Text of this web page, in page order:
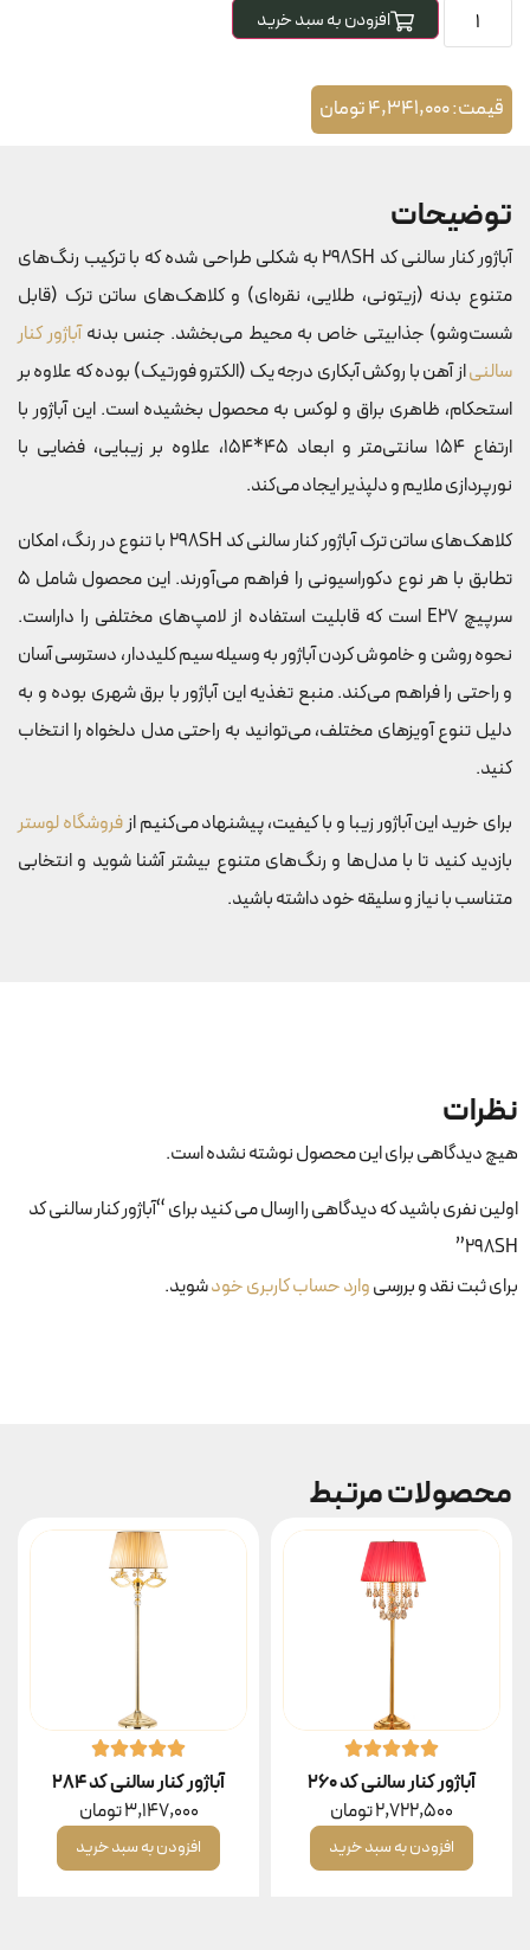
افزودن به سبد خرید
قیمت:4,341,000تومان
توضیحات
آباژور کنار سالنی کد 298SH به شکلی طراحی شده که با ترکیب رنگ‌های
متنوع بدنه (زیتونی، طلایی، نقره‌ای) و کلاهک‌های ساتن ترک (قابل
شست‌وشو) جذابیتی خاص به محیط می‌بخشد. جنس بدنهآباژور کنار
سالنیاز آهن با روکش آبکاری درجه یک (الکترو فورتیک) بوده که علاوه بر
استحکام، ظاهری براق و لوکس به محصول بخشیده است. این آباژور با
ارتفاع 154 سانتی‌متر و ابعاد 45*154، علاوه بر زیبایی، فضایی با
نورپردازی ملایم و دلپذیر ایجاد می‌کند.
کلاهک‌های ساتن ترک آباژور کنار سالنی کد 298SH با تنوع در رنگ، امکان
تطابق با هر نوع دکوراسیونی را فراهم می‌آورند. این محصول شامل 5
سرپیچ E27 است که قابلیت استفاده از لامپ‌های مختلفی را داراست.
نحوه روشن و خاموش کردن آباژور به وسیله سیم کلیددار، دسترسی آسان
و راحتی را فراهم می‌کند. منبع تغذیه این آباژور با برق شهری بوده و به
دلیل تنوع آویز‌های مختلف، می‌توانید به راحتی مدل دلخواه را انتخاب
کنید.
برای خرید این آباژور زیبا و با کیفیت، پیشنهاد می‌کنیم ازفروشگاه لوستر
بازدید کنید تا با مدل‌ها و رنگ‌های متنوع بیشتر آشنا شوید و انتخابی
متناسب با نیاز و سلیقه خود داشته باشید.
نظرات
هیچ دیدگاهی برای این محصول نوشته نشده است.
اولین نفری باشید که دیدگاهی را ارسال می کنید برای “آباژور کنار سالنی کد
298SH”
برای ثبت نقد و بررسیوارد حساب کاربری خودشوید.
محصولات مرتبط
آباژور کنار سالنی کد ۲۶۰
2,722,500تومان
افزودن به سبد خرید
آباژور کنار سالنی کد ۲۸۴
3,147,000تومان
افزودن به سبد خرید